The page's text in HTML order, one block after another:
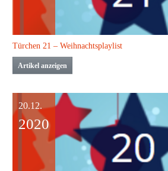
Türchen 21 – Weihnachtsplaylist
Artikel anzeigen
20.12.
2020